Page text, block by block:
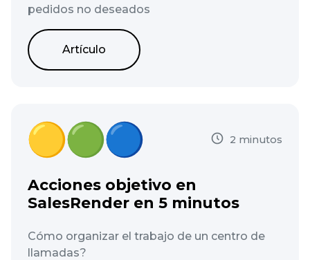
pedidos no deseados
Artículo
2 minutos
Acciones objetivo en
SalesRender en 5 minutos
Cómo organizar el trabajo de un centro de
llamadas?